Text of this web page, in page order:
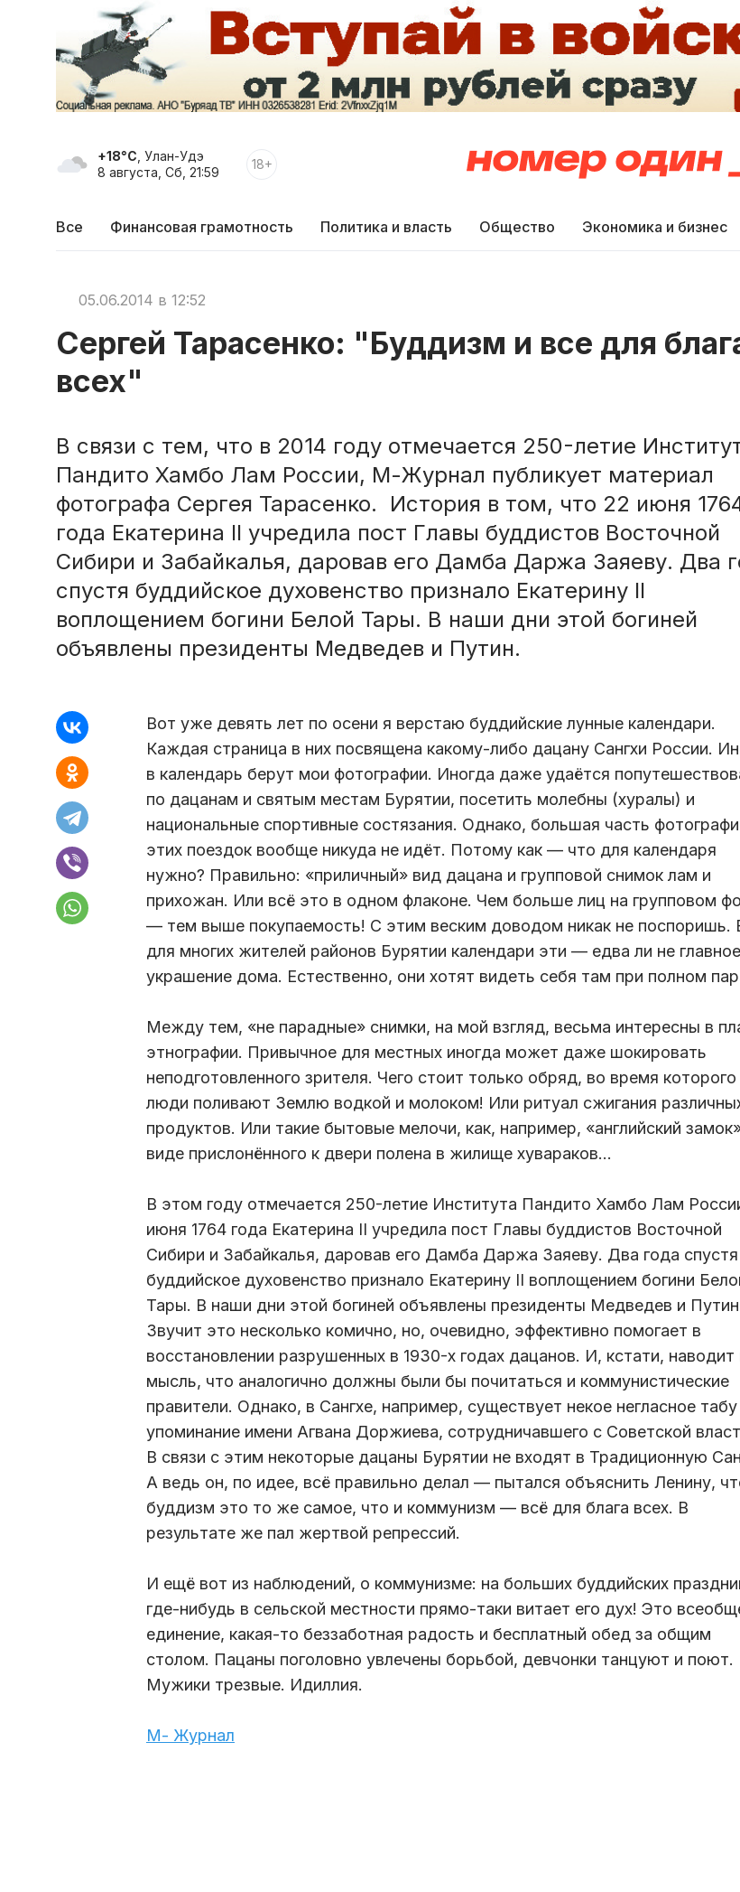
+18°C , Улан-Удэ
8 августа, Сб, 21:59
18+
Все Финансовая грамотность Политика и власть Общество Экономика и бизнес
05.06.2014 в 12:52
Сергей Тарасенко: "Буддизм и все для
всех"
В связи с тем, что в 2014 году отмечается 250-летие
Пандито Хамбо Лам России, М-Журнал публикует материал
фотографа Сергея Тарасенко. История в том, что 22 июня
года Екатерина II учредила пост Главы буддистов Восточной
Сибири и Забайкалья, даровав его Дамба Даржа Заяеву. Два
спустя буддийское духовенство признало Екатерину II
воплощением богини Белой Тары. В наши дни этой богиней
объявлены президенты Медведев и Путин.
Вот уже девять лет по осени я верстаю буддийские лунные календари.
Каждая страница в них посвящена какому-либо дацану Сангхи России.
в календарь берут мои фотографии. Иногда даже удаётся
по дацанам и святым местам Бурятии, посетить молебны (хуралы) и
национальные спортивные состязания. Однако, большая часть
этих поездок вообще никуда не идёт. Потому как — что для календаря
нужно? Правильно: «приличный» вид дацана и групповой снимок лам и
прихожан. Или всё это в одном флаконе. Чем больше лиц на групповом
— тем выше покупаемость! С этим веским доводом никак не поспоришь.
для многих жителей районов Бурятии календари эти — едва ли не главное
украшение дома. Естественно, они хотят видеть себя там при полном
Между тем, «не парадные» снимки, на мой взгляд, весьма интересны в
этнографии. Привычное для местных иногда может даже шокировать
неподготовленного зрителя. Чего стоит только обряд, во время которого
люди поливают Землю водкой и молоком! Или ритуал сжигания
продуктов. Или такие бытовые мелочи, как, например, «английский
виде прислонённого к двери полена в жилище хувараков…
В этом году отмечается 250-летие Института Пандито Хамбо Лам
июня 1764 года Екатерина II учредила пост Главы буддистов Восточной
Сибири и Забайкалья, даровав его Дамба Даржа Заяеву. Два года спустя
буддийское духовенство признало Екатерину II воплощением богини
Тары. В наши дни этой богиней объявлены президенты Медведев и
Звучит это несколько комично, но, очевидно, эффективно помогает в
восстановлении разрушенных в 1930-х годах дацанов. И, кстати, наводит
мысль, что аналогично должны были бы почитаться и коммунистические
правители. Однако, в Сангхе, например, существует некое негласное табу
упоминание имени Агвана Доржиева, сотрудничавшего с Советской
В связи с этим некоторые дацаны Бурятии не входят в Традиционную
А ведь он, по идее, всё правильно делал — пытался объяснить Ленину,
буддизм это то же самое, что и коммунизм — всё для блага всех. В
результате же пал жертвой репрессий.
И ещё вот из наблюдений, о коммунизме: на больших буддийских
где-нибудь в сельской местности прямо-таки витает его дух! Это
единение, какая-то беззаботная радость и бесплатный обед за общим
столом. Пацаны поголовно увлечены борьбой, девчонки танцуют и поют.
Мужики трезвые. Идиллия.
М- Журнал